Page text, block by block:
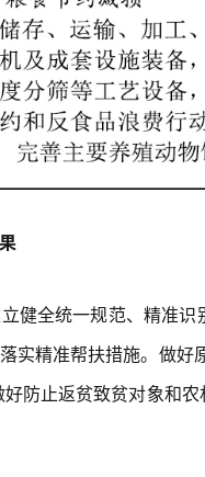
全统一规范、精准识
实精准帮扶措施。做好
防止返贫致贫对象和